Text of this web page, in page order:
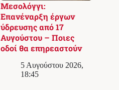
Μεσολόγγι:
Επανέναρξη έργων
ύδρευσης από 17
Αυγούστου – Ποιες
οδοί θα επηρεαστούν
5 Αυγούστου 2026,
18:45